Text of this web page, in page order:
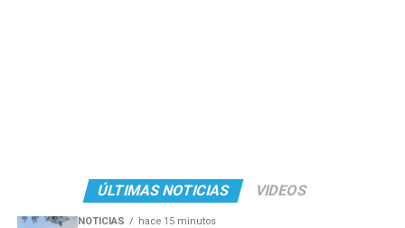
ÚLTIMAS NOTICIAS VIDEOS
NOTICIAS hace 15 minutos